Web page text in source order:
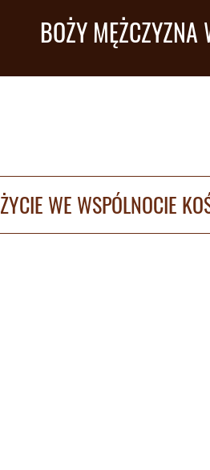
BOŻY MĘŻCZYZNA
ŻYCIE WE WSPÓLNOCIE